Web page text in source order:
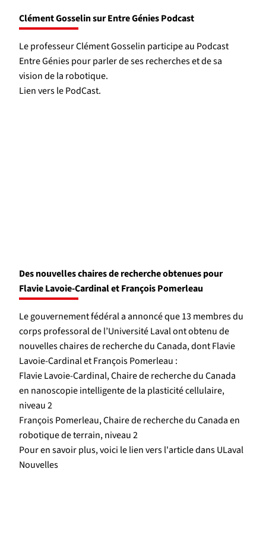
Clément Gosselin sur Entre Génies Podcast
Le professeur Clément Gosselin participe au Podcast
Entre Génies pour parler de ses recherches et de sa
vision de la robotique.
Lien vers le PodCast.
Des nouvelles chaires de recherche obtenues pour
Flavie Lavoie-Cardinal et François Pomerleau
Le gouvernement fédéral a annoncé que 13 membres du
corps professoral de l’Université Laval ont obtenu de
nouvelles chaires de recherche du Canada, dont Flavie
Lavoie-Cardinal et François Pomerleau :
Flavie Lavoie-Cardinal, Chaire de recherche du Canada
en nanoscopie intelligente de la plasticité cellulaire,
niveau 2
François Pomerleau, Chaire de recherche du Canada en
robotique de terrain, niveau 2
Pour en savoir plus, voici le lien vers l'article dans ULaval
Nouvelles